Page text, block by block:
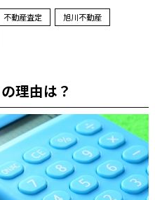
不動産査定
旭川不動産
理由は？